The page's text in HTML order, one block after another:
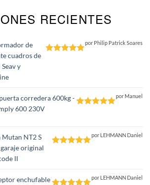
RECIENTES
de
cuadros de
y
por Philip Patrick Soares
corredera 600kg -
600 230V
por Manuel
Mutan NT2 S
original
II
por LEHMANN Daniel
enchufable
por LEHMANN Daniel